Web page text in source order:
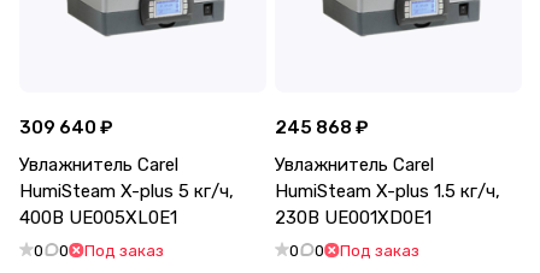
309 640 ₽
Увлажнитель Carel
HumiSteam X-plus 5 кг/ч,
400В UE005XL0E1
0 0 Под заказ
245 868 ₽
Увлажнитель Carel
HumiSteam X-plus 1.5 кг/ч,
230В UE001XD0E1
0 0 Под заказ